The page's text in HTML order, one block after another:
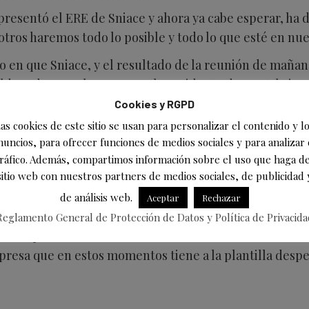
el ERE de Sniace y ahora ya cabe esperar, ha
haremos todo lo posible y todo lo que esté en
que Sniace, y el resultado de la reunión de
de Torrelavega con el presidente de Cantabria,
creemos que a nivel de empresa y a nivel de
con los trabajadores’.
el Comité de Empresa agradecen el gesto de que
a los representantes de la corporación, que
la perspectiva laboral que ahora mismo está ya
de mañana, que tendrá lugar en la factoría, los
trasladará a los administradores
que en estos momentos tiene a la plantilla
Cookies y RGPD
cookies de este sitio se usan para personalizar el contenido y
para ofrecer funciones de medios sociales y para analizar
Además, compartimos información sobre el uso que haga
web con nuestros partners de medios sociales, de publicidad
de análisis web.
Aceptar Rechazar
General de Protección de Datos y Política de